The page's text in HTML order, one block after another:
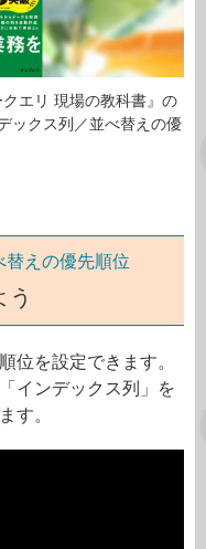
エリ 現場の教科書』の
ックス列／並べ替えの優
替えの優先順位
う
位を設定できます。
インデックス列」を
す。